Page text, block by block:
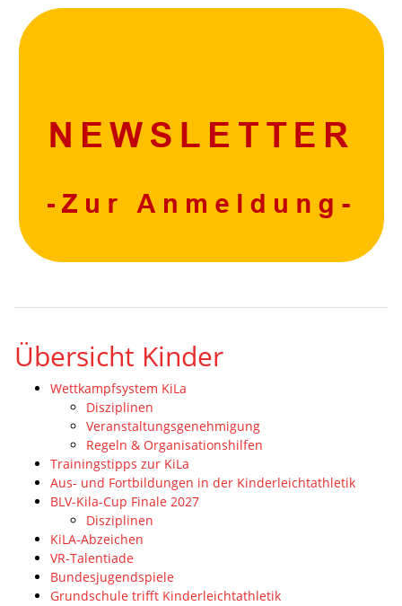
Übersicht Kinder
Wettkampfsystem KiLa
Disziplinen
Veranstaltungsgenehmigung
Regeln & Organisationshilfen
Trainingstipps zur KiLa
Aus- und Fortbildungen in der Kinderleichtathletik
BLV-Kila-Cup Finale 2027
Disziplinen
KiLA-Abzeichen
VR-Talentiade
Bundesjugendspiele
Grundschule trifft Kinderleichtathletik